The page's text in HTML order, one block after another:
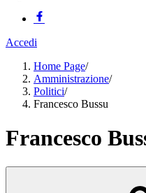
Accedi
Home Page/
Amministrazione/
Politici/
Francesco Bussu
Francesco